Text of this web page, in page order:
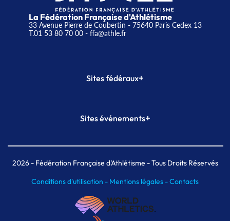
La Fédération Française d'Athlétisme
33 Avenue Pierre de Coubertin - 75640 Paris Cedex 13
T.01 53 80 70 00- ffa@athle.fr
Sites fédéraux+
Plateforme Formation
Sites événements+
Meeting de Paris indoor
MAIF Ekiden de Paris
2026- Fédération Française d'Athlétisme - Tous Droits Réservés
Conditions d'utilisation - Mentions légales -Contacts